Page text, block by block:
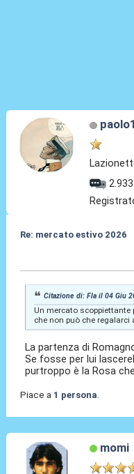
2.933
Re: mercato estivo 2026
Citazione di: Fla il 04 Giu
Un mercato
che non può che
La partenza di
Se fosse per lui
purtroppo è la Rosa
Piace a 1 persona.
momi